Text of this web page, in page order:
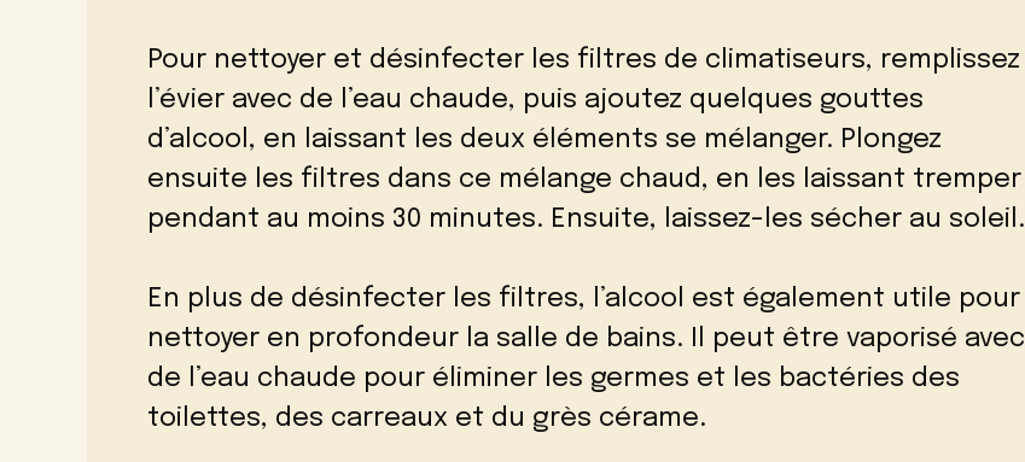
Pour nettoyer et désinfecter les filtres de climatiseurs, remplissez
l’évier avec de l’eau chaude, puis ajoutez quelques gouttes
d’alcool, en laissant les deux éléments se mélanger. Plongez
ensuite les filtres dans ce mélange chaud, en les laissant tremper
pendant au moins 30 minutes. Ensuite, laissez-les sécher au soleil.
En plus de désinfecter les filtres, l’alcool est également utile pour
nettoyer en profondeur la salle de bains. Il peut être vaporisé avec
de l’eau chaude pour éliminer les germes et les bactéries des
toilettes, des carreaux et du grès cérame.